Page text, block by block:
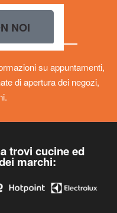
NOI
su appuntamenti,
di apertura dei negozi,
trovi cucine ed
marchi: